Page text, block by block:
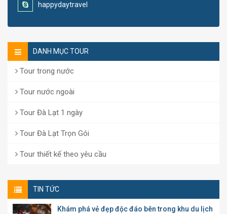
happydaytravel
DANH MỤC TOUR
Tour trong nước
Tour nước ngoài
Tour Đà Lạt 1 ngày
Tour Đà Lạt Trọn Gói
Tour thiết kế theo yêu cầu
TIN TỨC
Khám phá vẻ đẹp độc đáo bên trong khu du lịch